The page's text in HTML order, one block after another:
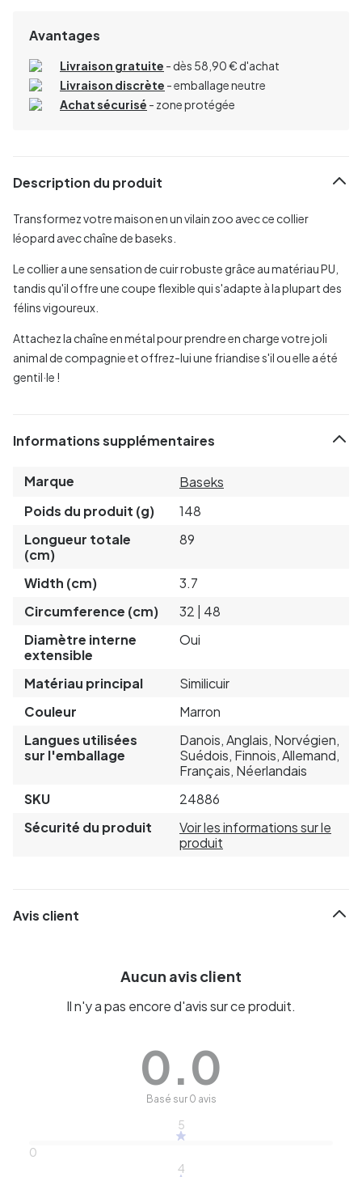
Avantages
Livraison gratuite - dès 58,90 € d'achat
Livraison discrète - emballage neutre
Achat sécurisé - zone protégée
Description du produit
Transformez votre maison en un vilain zoo avec ce collier
léopard avec chaîne de baseks.
Le collier a une sensation de cuir robuste grâce au matériau PU,
tandis qu'il offre une coupe flexible qui s'adapte à la plupart des
félins vigoureux.
Attachez la chaîne en métal pour prendre en charge votre joli
animal de compagnie et offrez-lui une friandise s'il ou elle a été
gentil·le !
Informations supplémentaires
Marque
Baseks
Poids du produit (g)
148
Longueur totale
(cm)
89
Width (cm)
3.7
Circumference (cm)
32 | 48
Diamètre interne
extensible
Oui
Matériau principal
Similicuir
Couleur
Marron
Langues utilisées
sur l'emballage
Danois, Anglais, Norvégien,
Suédois, Finnois, Allemand,
Français, Néerlandais
SKU
24886
Sécurité du produit
Voir les informations sur le
produit
Avis client
Aucun avis client
Il n'y a pas encore d'avis sur ce produit.
0.0
Basé sur 0 avis
5
0
4